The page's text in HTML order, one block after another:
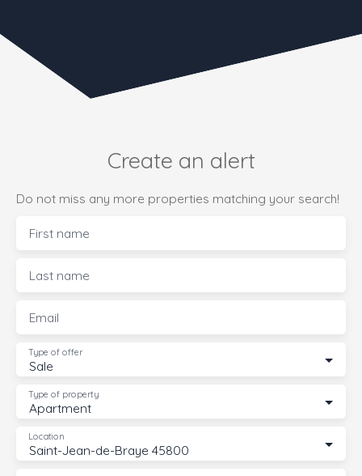
Create an alert
Do not miss any more properties matching your search!
First name
Last name
Email
Sale
Type of offer
Apartment
Type of property
Saint-Jean-de-Braye 45800
Location